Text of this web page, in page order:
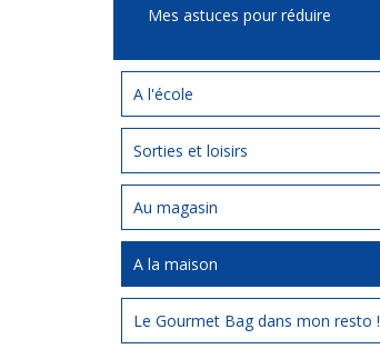
Mes astuces pour réduire
A l'école
Sorties et loisirs
Au magasin
A la maison
Le Gourmet Bag dans mon resto !